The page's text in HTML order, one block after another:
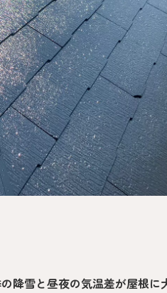
降雪と昼夜の気温差が屋根に